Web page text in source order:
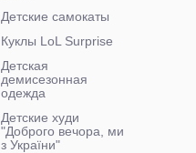
Детские самокаты
Куклы LoL Surprise
Детская
демисезонная
одежда
Детские худи
"Доброго вечора, ми
з України"